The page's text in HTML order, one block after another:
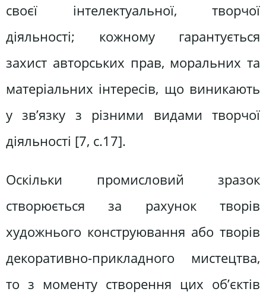
своєї інтелектуальної, творчої
діяльності; кожному гарантується
захист авторських прав, моральних та
матеріальних інтересів, що виникають
у зв’язку з різними видами творчої
діяльності [7, с.17].
Оскільки промисловий зразок
створюється за рахунок творів
художнього конструювання або творів
декоративно-прикладного мистецтва,
то з моменту створення цих об’єктів